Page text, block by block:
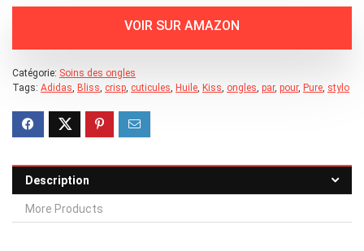
Catégorie: Soins des ongles
Tags: Adidas, Bliss, crisp, cuticules, Huile, Kiss, ongles, par, pour, Pure, stylo
Description
More Products